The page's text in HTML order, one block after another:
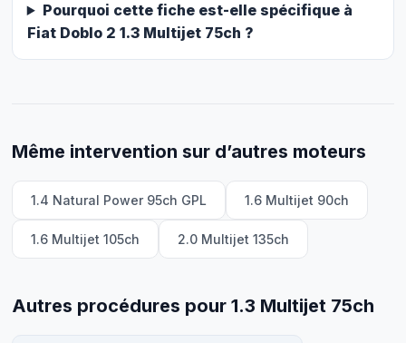
Pourquoi cette fiche est-elle spécifique à
Fiat Doblo 2 1.3 Multijet 75ch ?
Même intervention sur d’autres moteurs
1.4 Natural Power 95ch GPL 1.6 Multijet 90ch
1.6 Multijet 105ch 2.0 Multijet 135ch
Autres procédures pour 1.3 Multijet 75ch